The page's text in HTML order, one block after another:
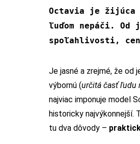
Octavia je žijúca
ľuďom nepáči.
spoľahlivosti,
Je jasné a zrejmé, že od
výbornú (určitá časť ľudu
najviac imponuje model
historicky
tu dva dôvody –